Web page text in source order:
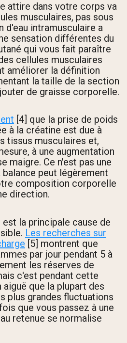
attire dans votre corps va
musculaires, pas sous
d'eau intramusculaire a
sensation différentes du
qui vous fait paraître
cellules musculaires
améliorer la définition
la taille de la section
de graisse corporelle.
[4] que la prise de poids
à la créatine est due à
tissus musculaires et,
à une augmentation
maigre. Ce n'est pas une
peut légèrement
composition corporelle
direction.
est la principale cause de
Les recherches sur
[5] montrent que
par jour pendant 5 à
les réserves de
c'est pendant cette
que la plupart des
plus grandes fluctuations
que vous passez à une
retenue se normalise